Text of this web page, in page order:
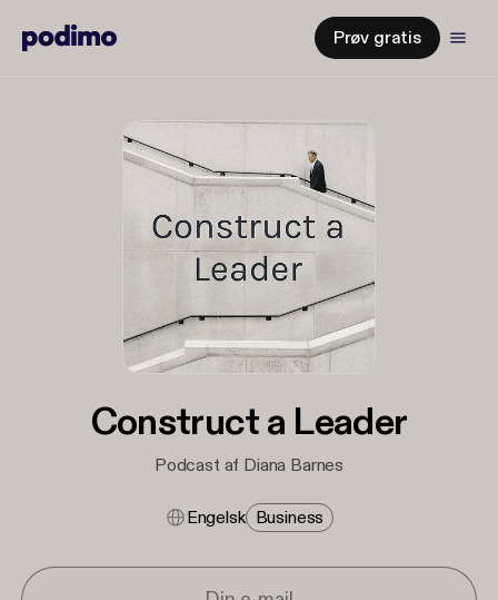
Prøv gratis
Construct a Leader
Podcast af Diana Barnes
Engelsk Business